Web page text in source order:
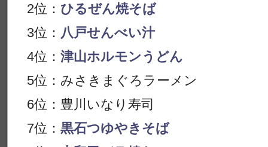
2位： ひるぜん焼そば
3位： 八戸せんべい汁
4位： 津山ホルモンうどん
5位：みさきまぐろラーメン
6位：豊川いなり寿司
7位： 黒石つゆやきそば